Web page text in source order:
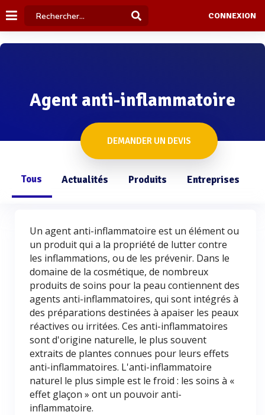
CONNEXION
Agent anti-inflammatoire
DEMANDER UN DEVIS
Tous Actualités Produits Entreprises
Un agent anti-inflammatoire est un élément ou
un produit qui a la propriété de lutter contre
les inflammations, ou de les prévenir. Dans le
domaine de la cosmétique, de nombreux
produits de soins pour la peau contiennent des
agents anti-inflammatoires, qui sont intégrés à
des préparations destinées à apaiser les peaux
réactives ou irritées. Ces anti-inflammatoires
sont d'origine naturelle, le plus souvent
extraits de plantes connues pour leurs effets
anti-inflammatoires. L'anti-inflammatoire
naturel le plus simple est le froid : les soins à «
effet glaçon » ont un pouvoir anti-
inflammatoire.